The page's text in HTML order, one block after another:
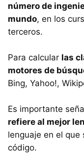
número de
mundo, en los
terceros.
Para calcular las
motores de
Bing, Yahoo!,
Es importante
refiere al mejor
lenguaje en el que
código.